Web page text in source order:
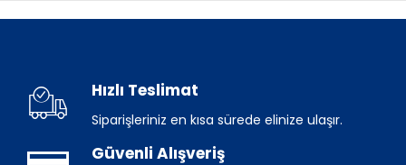
Hızlı Teslimat
Siparişleriniz en kısa sürede elinize ulaşır.
Güvenli Alışveriş